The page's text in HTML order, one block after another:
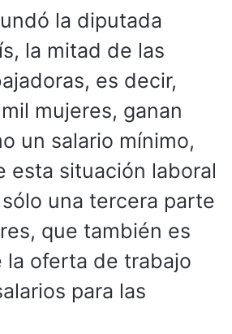
la diputada
la mitad de las
es decir,
mujeres, ganan
un salario mínimo,
esta situación laboral
una tercera parte
que también es
la oferta de trabajo
para las